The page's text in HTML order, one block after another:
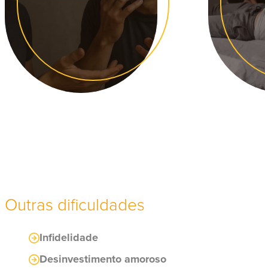
Outras dificuldades
Infidelidade
Desinvestimento amoroso